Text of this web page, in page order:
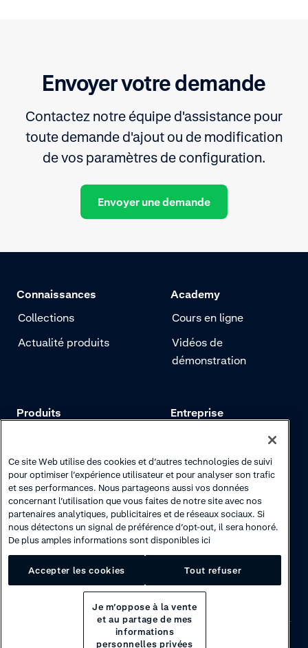
Envoyer votre demande
Contactez notre équipe d'assistance pour
toute demande d'ajout ou de modification
de vos paramètres de configuration.
Envoyer une demande
Connaissances
Collections
Actualité produits
Academy
Cours en ligne
Vidéos de
démonstration
Produits
Paiements
Gestion des risques
Authentification
Entreprise
Notre histoire
Notre newsletter
Espace carrières
Ce site Web utilise des cookies et d’autres technologies de suivi
pour optimiser l’expérience utilisateur et pour analyser son trafic
et ses performances. Nous partageons aussi vos données
concernant l’utilisation que vous faites de notre site avec nos
partenaires analytiques, publicitaires et de réseaux sociaux. Si
nous détectons un signal de préférence d’opt-out, il sera honoré.
De plus amples informations sont disponibles ici
Accepter les cookies Tout refuser
Je m’oppose à la vente
et au partage de mes
informations
personnelles privées